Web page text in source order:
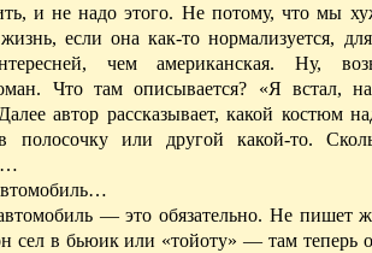
и не надо этого. Не потому, что мы
если она как-то нормализуется,
чем американская. Ну,
Что там описывается? «Я встал, на
автор рассказывает, какой костюм
полосочку или другой какой-то.
— это обязательно. Не пишет
сел в бьюик или «тойоту» — там теперь